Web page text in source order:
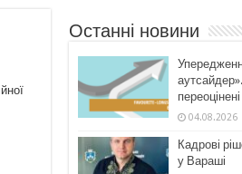
Останні новини
04.08.2026
Кадрові
у Вараші